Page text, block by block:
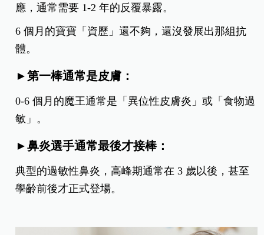
應，通常需要 1-2 年的反覆暴露。
6 個月的寶寶「資歷」還不夠，還沒發展出那組抗
體。
​►第一棒通常是皮膚：
0-6 個月的魔王通常是「異位性皮膚炎」或「食物過
敏」。
​​►鼻炎選手通常最後才接棒：
典型的過敏性鼻炎，高峰期通常在 3 歲以後，甚至
學齡前後才正式登場。